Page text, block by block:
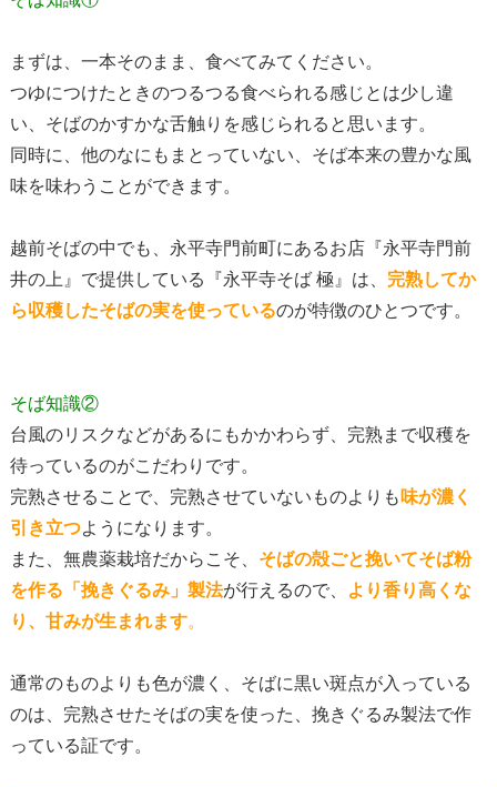
まずは、一本そのまま、食べてみてください。
つゆにつけたときのつるつる食べられる感じとは少し違
い、そばのかすかな舌触りを感じられると思います。
同時に、他のなにもまとっていない、そば本来の豊かな風
味を味わうことができます。
越前そばの中でも、永平寺門前町にあるお店『永平寺門前
井の上』で提供している『永平寺そば 極』は、 完熟してか
ら収穫したそばの実を使っているのが特徴のひとつです。
そば知識②
台風のリスクなどがあるにもかかわらず、完熟まで収穫を
待っているのがこだわりです。
完熟させることで、完熟させていないものよりも 味が濃く
引き立つようになります。
また、無農薬栽培だからこそ、 そばの殻ごと挽いてそば粉
を作る「挽きぐるみ」製法が行えるので、
より香り高くな
り、甘みが生まれます。
通常のものよりも色が濃く、そばに黒い斑点が入っている
のは、完熟させたそばの実を使った、挽きぐるみ製法で作
っている証です。